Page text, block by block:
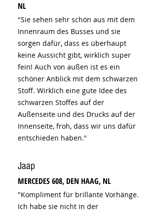
NL
"Sie sehen sehr schön aus mit dem
Innenraum des Busses und sie
sorgen dafür, dass es überhaupt
keine Aussicht gibt, wirklich super
fein! Auch von außen ist es ein
schöner Anblick mit dem schwarzen
Stoff. Wirklich eine gute Idee des
schwarzen Stoffes auf der
Außenseite und des Drucks auf der
Innenseite, froh, dass wir uns dafür
entschieden haben."
Jaap
MERCEDES 608, DEN HAAG, NL
"Kompliment für brillante Vorhänge.
Ich habe sie nicht in der